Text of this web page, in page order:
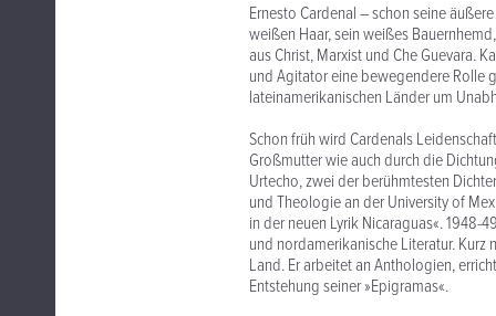
Ernesto Cardenal – schon seine
weißen Haar, sein weißes
aus Christ, Marxist und Che Guevara.
und Agitator eine bewegendere Rolle
lateinamerikanischen Länder um
Schon früh wird Cardenals
Großmutter wie auch durch die
Urtecho, zwei der berühmtesten
und Theologie an der University of
in der neuen Lyrik Nicaraguas«. 1948-
und nordamerikanische Literatur.
Land. Er arbeitet an Anthologien,
Entstehung seiner »Epigramas«.